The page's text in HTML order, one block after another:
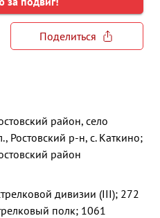
Поделиться
район, село
Ростовский р-н, с. Каткино;
район
дивизии (III); 272
полк; 1061